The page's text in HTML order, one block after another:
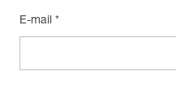
E-mail *